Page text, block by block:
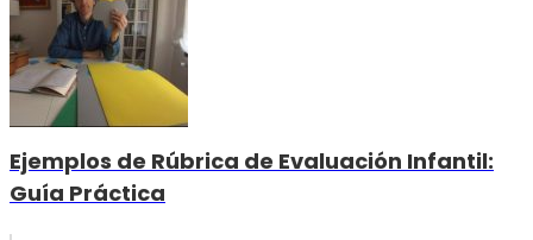
Ejemplos de Rúbrica de Evaluación Infantil:
Guía Práctica